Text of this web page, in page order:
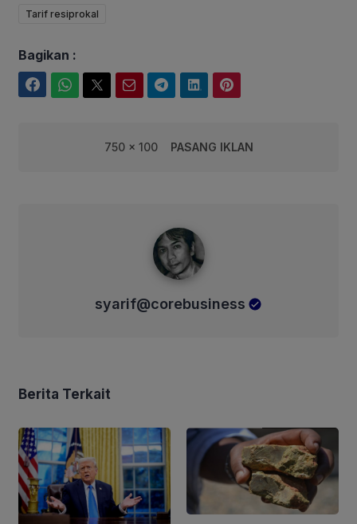
Tarif resiprokal
Bagikan :
750 x 100 PASANG IKLAN
syarif@corebusiness
Berita Terkait